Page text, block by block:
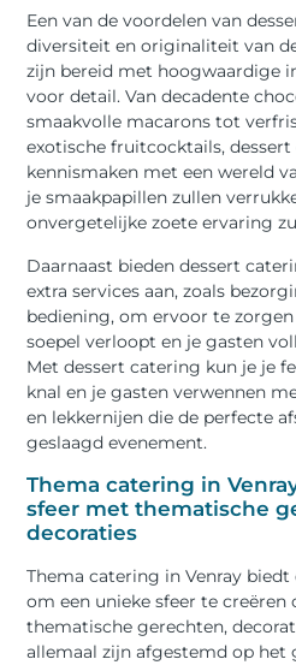
Een van de voordelen van
diversiteit en originaliteit van
zijn bereid met hoogwaardige
voor detail. Van decadente
smaakvolle macarons tot
exotische fruitcocktails,
kennismaken met een wereld
je smaakpapillen zullen
onvergetelijke zoete ervaring
Daarnaast bieden dessert
extra services aan, zoals
bediening, om ervoor te
soepel verloopt en je gasten
Met dessert catering kun je je
knal en je gasten verwennen
en lekkernijen die de perfecte
geslaagd evenement.
Thema catering in
sfeer met thematische
decoraties
Thema catering in Venray
om een unieke sfeer te
thematische gerechten,
allemaal zijn afgestemd op het